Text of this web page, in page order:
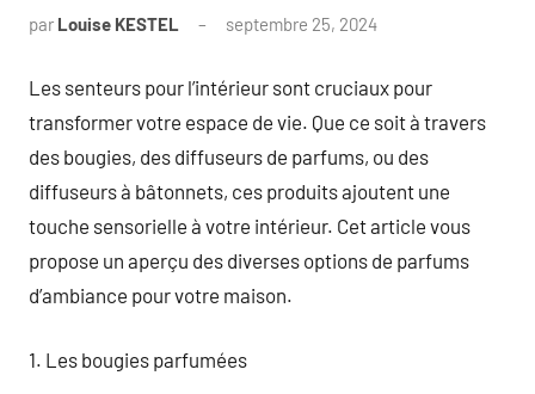
par Louise KESTEL septembre 25, 2024
Les senteurs pour l’intérieur sont cruciaux pour
transformer votre espace de vie. Que ce soit à travers
des bougies, des diffuseurs de parfums, ou des
diffuseurs à bâtonnets, ces produits ajoutent une
touche sensorielle à votre intérieur. Cet article vous
propose un aperçu des diverses options de parfums
d’ambiance pour votre maison.
1. Les bougies parfumées